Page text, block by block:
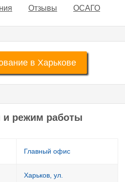
Отзывы ОСАГО
в Харькове
режим работы
Главный офис
Харьков, ул.